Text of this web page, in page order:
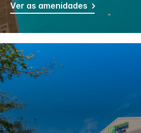
Ver as amenidades